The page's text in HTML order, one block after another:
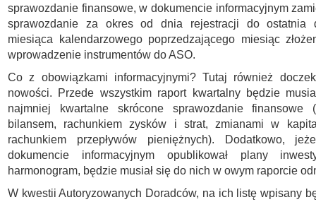
sprawozdanie finansowe, w dokumencie informacyjnym
sprawozdanie za okres od dnia rejestracji do ostatnia
miesiąca kalendarzowego poprzedzającego miesiąc
wprowadzenie instrumentów do ASO.
Co z obowiązkami informacyjnymi? Tutaj również
nowości. Przede wszystkim raport kwartalny będzie
najmniej kwartalne skrócone sprawozdanie finansowe
bilansem, rachunkiem zysków i strat, zmianami w
rachunkiem przepływów pieniężnych). Dodatkowo,
dokumencie informacyjnym opublikował plany
harmonogram, będzie musiał się do nich w owym raporcie
W kwestii Autoryzowanych Doradców, na ich listę wpisany